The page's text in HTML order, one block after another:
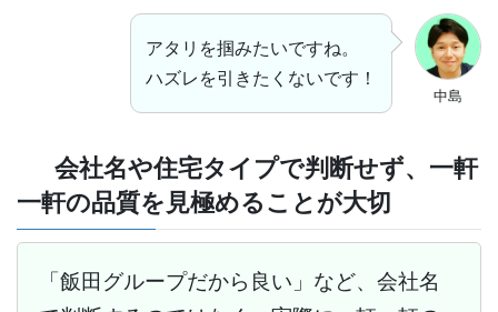
中島
アタリを掴みたいですね。
ハズレを引きたくないです！
会社名や住宅タイプで判断せず、一軒
一軒の品質を見極めることが大切
「飯田グループだから良い」など、会社名